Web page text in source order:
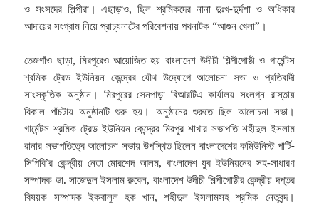
ও সংসদের শিল্পীরা। এছাড়াও, ছিল শ্রমিকদের নানা দুঃখ-দুর্দশা ও অধিকার
আদায়ের সংগ্রাম নিয়ে প্রাচ্যনাটের পরিবেশনায় পথনাটক “আগুন খেলা”।
তেজগাঁও ছাড়া, মিরপুরেও আয়োজিত হয় বাংলাদেশ উদীচী শিল্পীগোষ্ঠী ও গার্মেন্টস
শ্রমিক ট্রেড ইউনিয়ন কেন্দ্রের যৌথ উদ্যোগে আলোচনা সভা ও প্রতিবাদী
সাংস্কৃতিক অনুষ্ঠান। মিরপুরের সেনপাড়া বিআরটিএ কার্যালয় সংলগ্ন রাস্তায়
বিকাল পাঁচটায় অনুষ্ঠানটি শুরু হয়। অনুষ্ঠানের শুরুতে ছিল আলোচনা সভা।
গার্মেন্টস শ্রমিক ট্রেড ইউনিয়ন কেন্দ্রের মিরপুর শাখার সভাপতি শহীদুল ইসলাম
রানার সভাপতিত্বে আলোচনা সভায় উপস্থিত ছিলেন বাংলাদেশের কমিউনিস্ট পার্টি-
সিপিবি’র কেন্দ্রীয় নেতা মোরশেদ আলম, বাংলাদেশ যুব ইউনিয়নের সহ-সাধারণ
সম্পাদক ডা. সাজেদুল ইসলাম রুবেল, বাংলাদেশ উদীচী শিল্পীগোষ্ঠীর কেন্দ্রীয় দপ্তর
বিষয়ক সম্পাদক ইকবালুল হক খান, শহীদুল ইসলামসহ শ্রমিক নেতৃবৃন্দ।